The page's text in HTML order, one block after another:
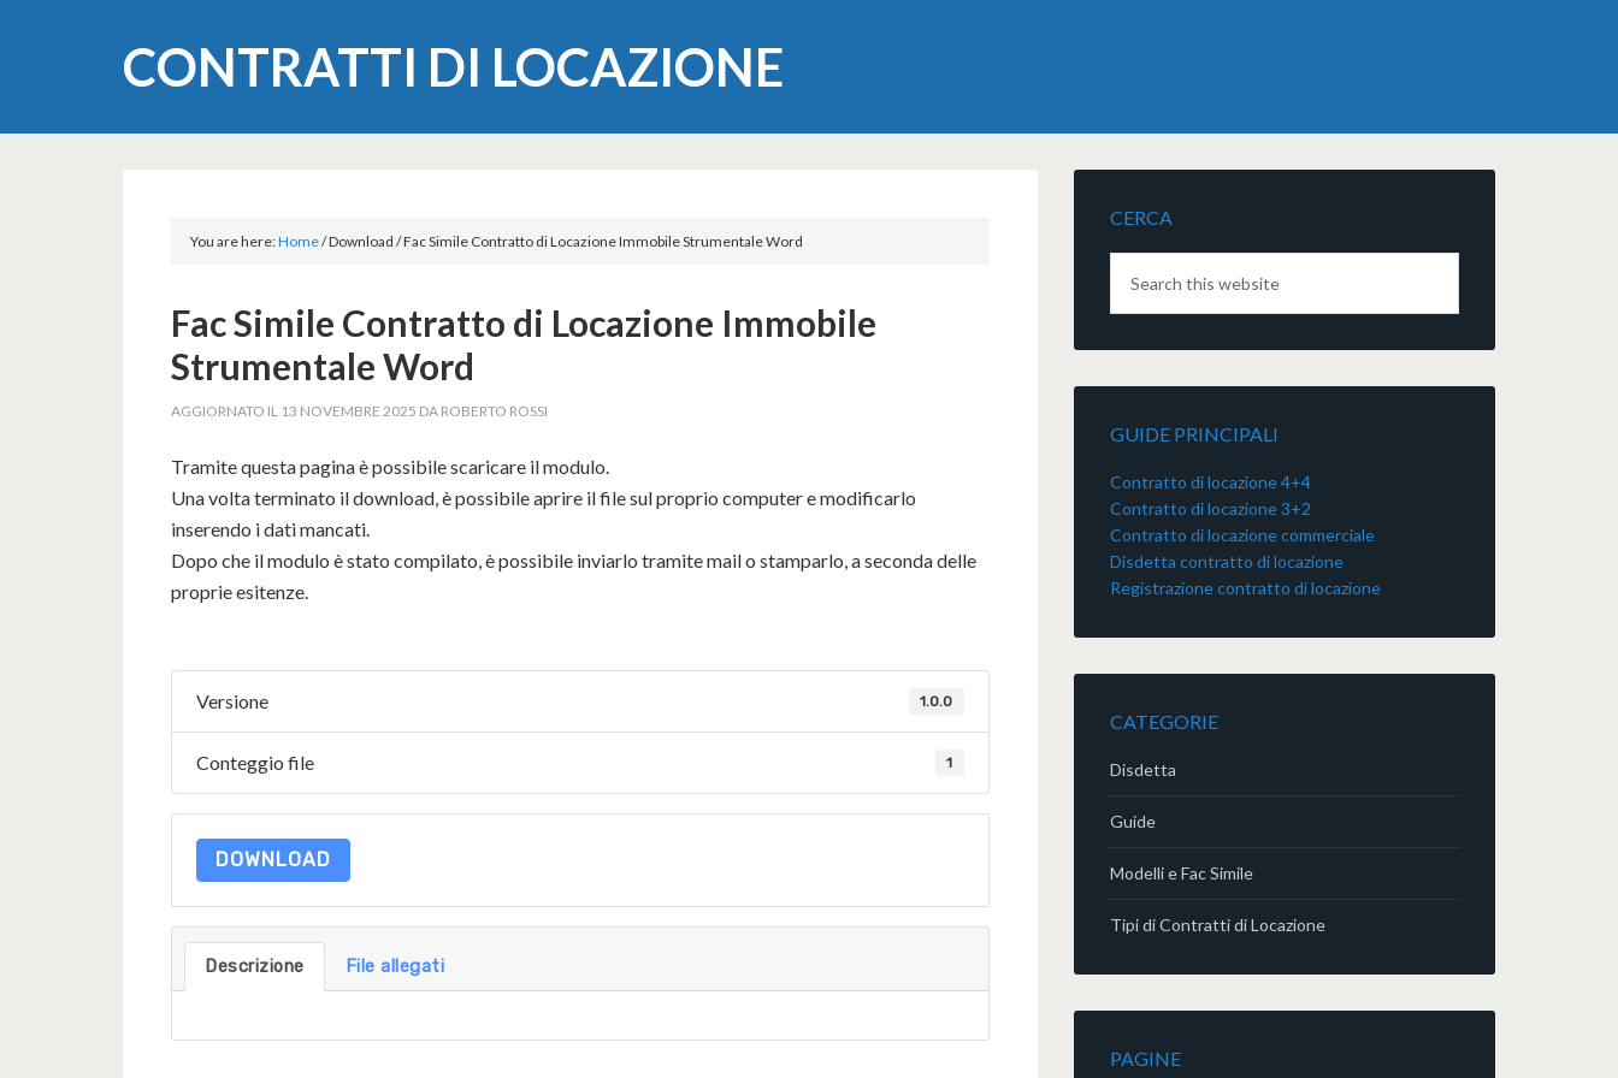
CONTRATTI DI LOCAZIONE
You are here:Home/Download /Fac Simile Contratto di Locazione Immobile Strumentale Word
Fac Simile Contratto di Locazione Immobile
Strumentale Word
AGGIORNATO IL 13 NOVEMBRE 2025 DA ROBERTO ROSSI
Tramite questa pagina è possibile scaricare il modulo.
Una volta terminato il download, è possibile aprire il file sul proprio computer e modificarlo
inserendo i dati mancati.
Dopo che il modulo è stato compilato, è possibile inviarlo tramite mail o stamparlo, a seconda delle
proprie esitenze.
Versione 1.0.0
Conteggio file 1
DOWNLOAD
Descrizione File allegati
CERCA
GUIDE PRINCIPALI
Contratto di locazione 4+4
Contratto di locazione 3+2
Contratto di locazione commerciale
Disdetta contratto di locazione
Registrazione contratto di locazione
CATEGORIE
Disdetta
Guide
Modelli e Fac Simile
Tipi di Contratti di Locazione
PAGINE